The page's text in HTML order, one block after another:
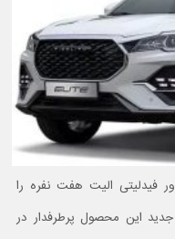
فیدلیتی الیت هفت نفره را
نرخ جدید این محصول پرطرفدار در